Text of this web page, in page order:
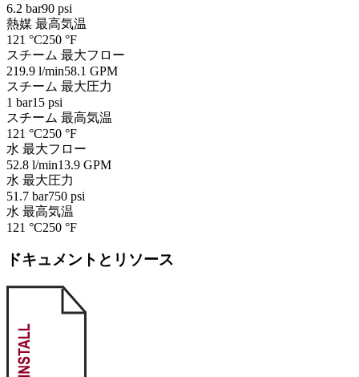
6.2 bar90 psi
熱媒 最高気温
121 °C250 °F
スチーム 最大フロー
219.9 l/min58.1 GPM
スチーム 最大圧力
1 bar15 psi
スチーム 最高気温
121 °C250 °F
水 最大フロー
52.8 l/min13.9 GPM
水 最大圧力
51.7 bar750 psi
水 最高気温
121 °C250 °F
ドキュメントとリソース